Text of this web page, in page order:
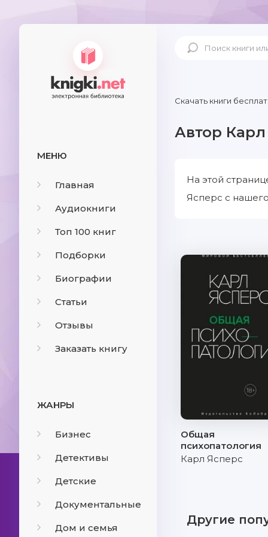
МЕНЮ
Главная
Аудиокниги
Топ 100 книг
Подборки
Биографии
Статьи
Отзывы
Заказать книгу
ЖАНРЫ
Бизнес
Детективы
Детские
Документальные
Дом и семья
Скачать книги
Автор
На этой
Ясперс с
Общая
психопатология
Карл Ясперс
Другие